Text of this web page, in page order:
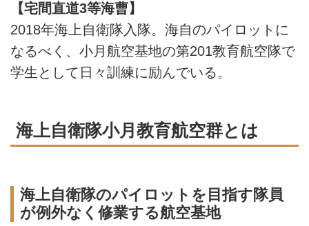
【宅間直道3等海曹】
2018年海上自衛隊入隊。海自のパイロットに
なるべく、小月航空基地の第201教育航空隊で
学生として日々訓練に励んでいる。
海上自衛隊小月教育航空群とは
海上自衛隊のパイロットを目指す隊員
が例外なく修業する航空基地